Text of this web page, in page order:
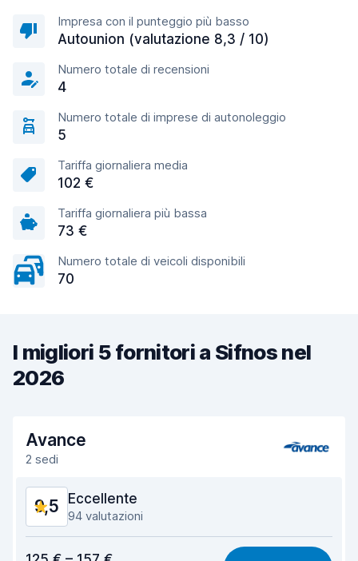
Impresa con il punteggio più basso
Autounion (valutazione 8,3 / 10)
Numero totale di recensioni
4
Numero totale di imprese di autonoleggio
5
Tariffa giornaliera media
102 €
Tariffa giornaliera più bassa
73 €
Numero totale di veicoli disponibili
70
I migliori 5 fornitori a Sifnos nel
2026
Avance
2 sedi
9,5 Eccellente
94 valutazioni
8,9